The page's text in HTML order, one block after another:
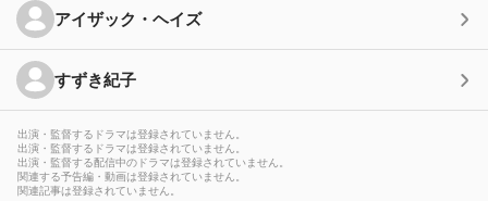
アイザック・ヘイズ
すずき紀子
出演・監督するドラマは登録されていません。
出演・監督するドラマは登録されていません。
出演・監督する配信中のドラマは登録されていません。
関連する予告編・動画は登録されていません。
関連記事は登録されていません。